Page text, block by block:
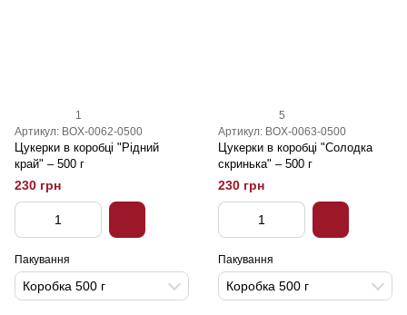
1
Артикул: BOX-0062-0500
Цукерки в коробці "Рідний
край" – 500 г
230 грн
Пакування
Коробка 500 г
5
Артикул: BOX-0063-0500
Цукерки в коробці "Солодка
скринька" – 500 г
230 грн
Пакування
Коробка 500 г